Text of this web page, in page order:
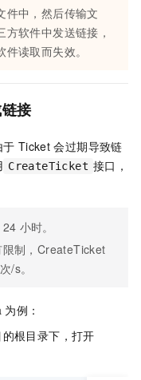
件中，然后传输文
软件中发送链接，
读取而失效。
接
于 Ticket 会过期导致链
CreateTicket 接口，
24 小时。
限制，CreateTicket
次/s。
为例：
根目录下，打开